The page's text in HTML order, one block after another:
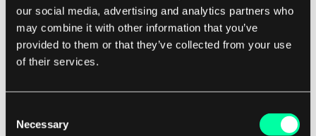
our social media, advertising and analytics partners who
may combine it with other information that you’ve
provided to them or that they’ve collected from your use
of their services.
Selection
Necessary
overholdelse av reguleringer, kan forståelse av
EIRP også føre til kostnadsbesparelser for
kundene. Ved å optimalisere EIRP-nivåene kan
kundene redusere antallet antenner og
utstyr- og installasjonskostnader. Dette kan være